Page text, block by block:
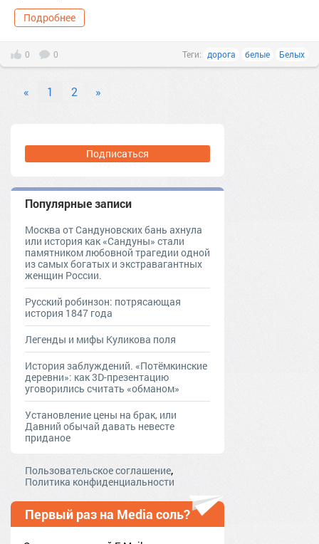
Подробнее
0 0 Теги: дорога белые Белых
« 1 2 »
Подписаться
Популярные записи
Москва от Сандуновских бань ахнула
или история как «Сандуны» стали
памятником любовной трагедии одной
из самых богатых и экстравагантных
женщин России.
Русский робинзон: потрясающая
история 1847 года
Легенды и мифы Куликова поля
История заблуждений. «Потёмкинские
деревни»: как 3D-презентацию
уговорились считать «обманом»
Установление цены на брак, или
Давний обычай давать невесте
приданое
Пользовательское соглашение,
Политика конфиденциальности
Первый раз на Media соль?